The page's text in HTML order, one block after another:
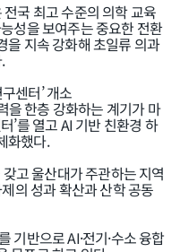
국 최고 수준의 의학 교육
성을 보여주는 중요한 전환
을 지속 강화해 초일류 의과
센터’ 개소
을 한층 강화하는 계기가 마
’를 열고 AI 기반 친환경 하
화했다.
고 울산대가 주관하는 지역
의 성과 확산과 산학 공동
기반으로 AI·전기·수소 융합